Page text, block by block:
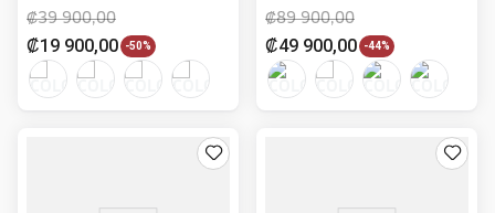
₡39 900,00
₡19 900,00 -50%
Cancelling
₡89 900,00
₡49 900,00 -44%